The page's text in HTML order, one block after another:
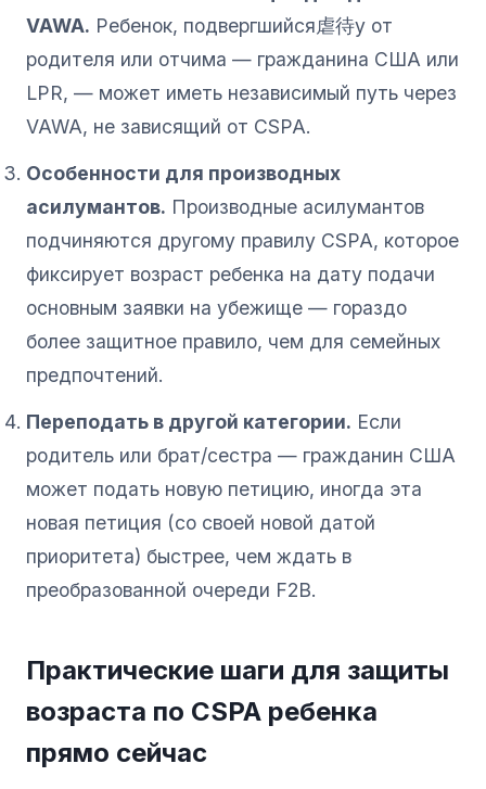
VAWA. Ребенок, подвергшийся虐待у от
родителя или отчима — гражданина США или
LPR, — может иметь независимый путь через
VAWA, не зависящий от CSPA.
Особенности для производных
асилумантов. Производные асилумантов
подчиняются другому правилу CSPA, которое
фиксирует возраст ребенка на дату подачи
основным заявки на убежище — гораздо
более защитное правило, чем для семейных
предпочтений.
Переподать в другой категории. Если
родитель или брат/сестра — гражданин США
может подать новую петицию, иногда эта
новая петиция (со своей новой датой
приоритета) быстрее, чем ждать в
преобразованной очереди F2B.
Практические шаги для защиты
возраста по CSPA ребенка
прямо сейчас